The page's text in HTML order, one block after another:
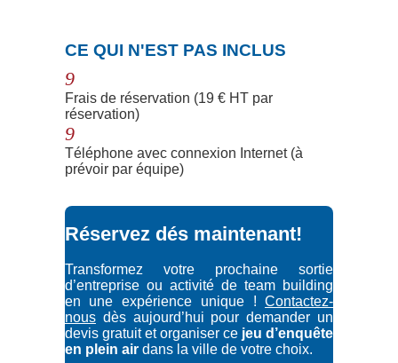
CE QUI N'EST PAS INCLUS
9
Frais de réservation (19 € HT par
réservation)
9
Téléphone avec connexion Internet (à
prévoir par équipe)
Réservez dés maintenant!
Transformez votre prochaine sortie
d’entreprise ou activité de team building
en une expérience unique !Contactez-
nousdès aujourd’hui pour demander un
devis gratuit et organiser ce jeu d’enquête
en plein airdans la ville de votre choix.